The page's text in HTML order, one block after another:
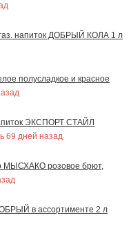
напиток ДОБРЫЙ КОЛА 1 л
полусладкое и красное
ЭКСПОРТ СТАЙЛ
69 дней назад
МЫСХАКО розовое брют,
в ассортименте 2 л